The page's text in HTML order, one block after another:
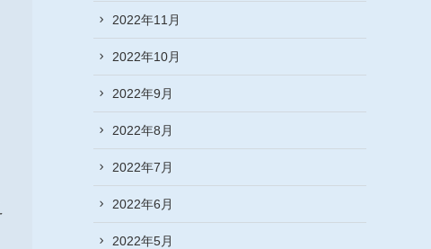
2022年11月
2022年10月
2022年9月
2022年8月
2022年7月
2022年6月
2022年5月